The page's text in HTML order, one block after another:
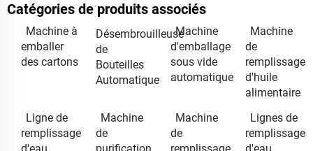
Catégories de produits associés
Machine à
emballer
des cartons
Désembrouilleuse
de
Bouteilles
Automatique
Machine
d'emballage
sous vide
automatique
Machine
de
remplissage
d'huile
alimentaire
Ligne de
remplissage
Machine
de
Machine
de
Lignes de
remplissage